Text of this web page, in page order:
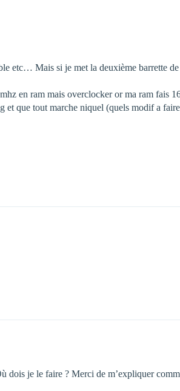
etc… Mais si je met la deuxième barrette
en ram mais overclocker or ma ram fais
que tout marche niquel (quels modif a
dois je le faire ? Merci de m’expliquer